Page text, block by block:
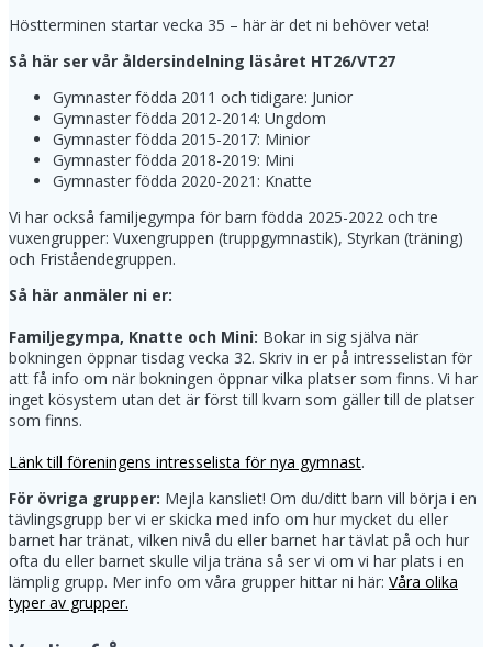
Höstterminen startar vecka 35 – här är det ni behöver veta!
Så här ser vår åldersindelning läsåret HT26/VT27
Gymnaster födda 2011 och tidigare: Junior
Gymnaster födda 2012-2014: Ungdom
Gymnaster födda 2015-2017: Minior
Gymnaster födda 2018-2019: Mini
Gymnaster födda 2020-2021: Knatte
Vi har också familjegympa för barn födda 2025-2022 och tre
vuxengrupper: Vuxengruppen (truppgymnastik), Styrkan (träning)
och Friståendegruppen.
Så här anmäler ni er:
Familjegympa, Knatte och Mini: Bokar in sig själva när
bokningen öppnar tisdag vecka 32. Skriv in er på intresselistan för
att få info om när bokningen öppnar vilka platser som finns. Vi har
inget kösystem utan det är först till kvarn som gäller till de platser
som finns.
Länk till föreningens intresselista för nya gymnast.
För övriga grupper: Mejla kansliet! Om du/ditt barn vill börja i en
tävlingsgrupp ber vi er skicka med info om hur mycket du eller
barnet har tränat, vilken nivå du eller barnet har tävlat på och hur
ofta du eller barnet skulle vilja träna så ser vi om vi har plats i en
lämplig grupp. Mer info om våra grupper hittar ni här: Våra olika
typer av grupper.